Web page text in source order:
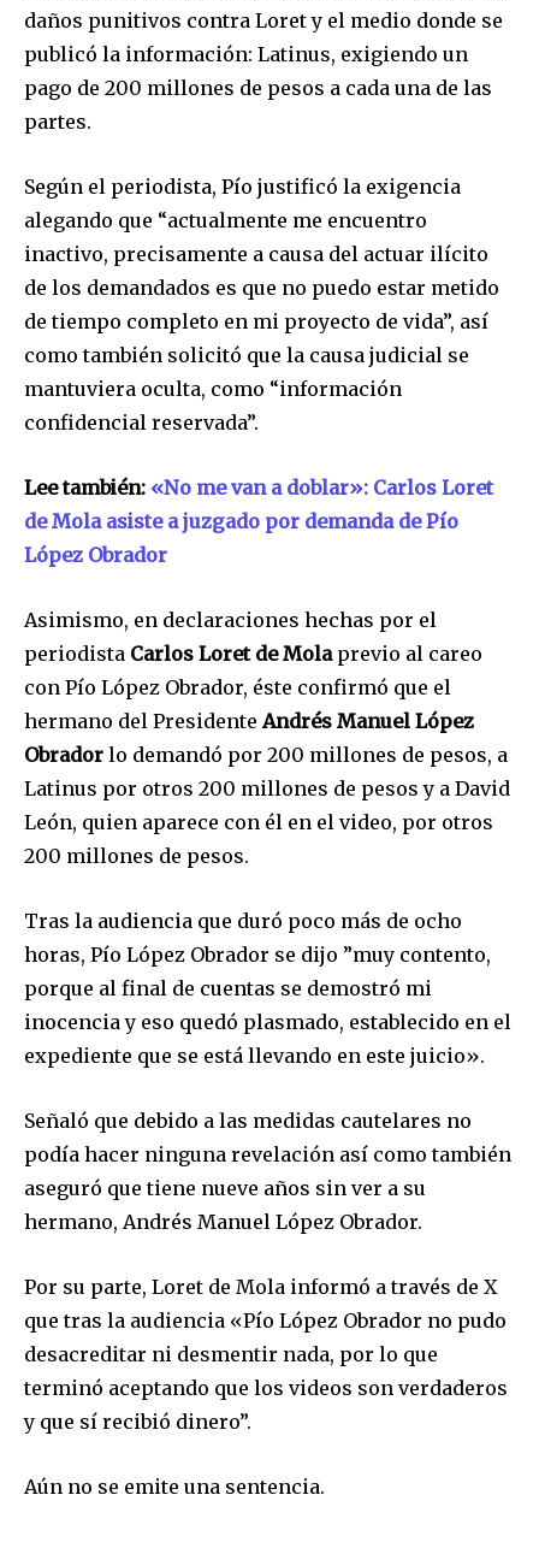
suscriptores y sé parte de la
conversación.
Para suscribirte, solo escribe tu dirección de correo eletrónico
y da click en el botón de "suscribir". No te preocupes,
respetamos tu privacidad y no enviaremos correo basura a tu
INBOX. Tu información está segura con nosotros.
SUSCRIBIR
Acepto laPolítica de Privacidad.
32,111
Seguidores
32,214
Seguidores
11,243
daños punitivos contra Loret y el medio donde se
publicó la información: Latinus, exigiendo un
pago de 200 millones de pesos a cada una de las
partes.
Según el periodista, Pío justificó la exigencia
alegando que “actualmente me encuentro
inactivo, precisamente a causa del actuar ilícito
de los demandados es que no puedo estar metido
de tiempo completo en mi proyecto de vida”, así
como también solicitó que la causa judicial se
mantuviera oculta, como “información
confidencial reservada”.
Lee también: «No me van a doblar»: Carlos Loret
de Mola asiste a juzgado por demanda de Pío
López Obrador
Asimismo, en declaraciones hechas por el
periodista Carlos Loret de Molaprevio al careo
con Pío López Obrador, éste confirmó que el
hermano del Presidente Andrés Manuel López
Obrador lo demandó por 200 millones de pesos, a
Latinus por otros 200 millones de pesos y a David
León, quien aparece con él en el video, por otros
200 millones de pesos.
Tras la audiencia que duró poco más de ocho
horas, Pío López Obrador se dijo ”muy contento,
porque al final de cuentas se demostró mi
inocencia y eso quedó plasmado, establecido en el
expediente que se está llevando en este juicio».
Señaló que debido a las medidas cautelares no
podía hacer ninguna revelación así como también
aseguró que tiene nueve años sin ver a su
hermano, Andrés Manuel López Obrador.
Por su parte, Loret de Mola informó a través de X
que tras la audiencia «Pío López Obrador no pudo
desacreditar ni desmentir nada, por lo que
terminó aceptando que los videos son verdaderos
y que sí recibió dinero”.
Aún no se emite una sentencia.